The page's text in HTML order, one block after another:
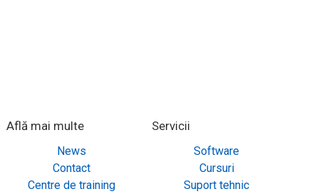
Află mai multe
News
Contact
Centre de training
Servicii
Software
Cursuri
Suport tehnic